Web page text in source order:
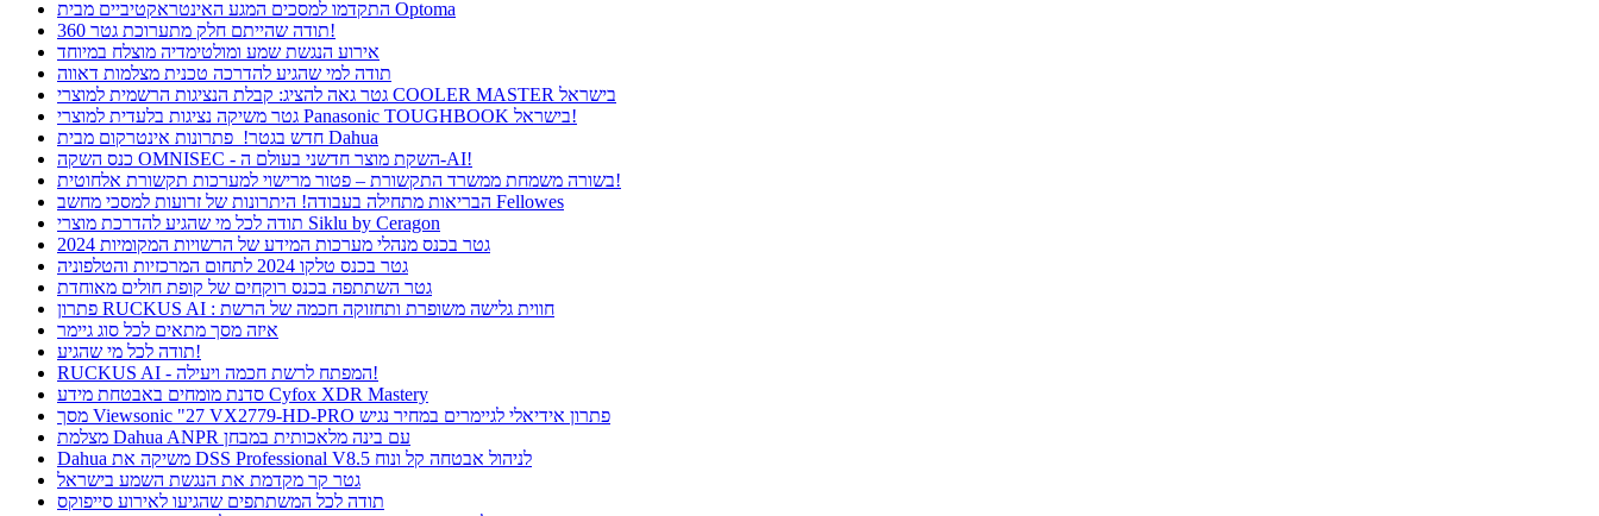
התקדמו למסכים המגע האינטראקטיביים מבית Optoma
תודה שהייתם חלק מתערוכת גטר 360!
אירוע הנגשת שמע ומולטימדיה מוצלח במיוחד
תודה למי שהגיע להדרכה טכנית מצלמות דאווה
גטר גאה להציג: קבלת הנציגות הרשמית למוצרי COOLER MASTER בישראל
גטר משיקה נציגות בלעדית למוצרי Panasonic TOUGHBOOK בישראל!
חדש בגטר! פתרונות אינטרקום מבית Dahua
כנס השקה OMNISEC - השקת מוצר חדשני בעולם ה-AI!
בשורה משמחת ממשרד התקשורת – פטור מרישוי למערכות תקשורת אלחוטית!
הבריאות מתחילה בעבודה! היתרונות של זרועות למסכי מחשב Fellowes
תודה לכל מי שהגיע להדרכת מוצרי Siklu by Ceragon
גטר בכנס מנהלי מערכות המידע של הרשויות המקומיות 2024
גטר בכנס טלקו 2024 לתחום המרכזיות והטלפוניה
גטר השתתפה בכנס רוקחים של קופת חולים מאוחדת
פתרון RUCKUS AI : חווית גלישה משופרת ותחזוקה חכמה של הרשת
איזה מסך מתאים לכל סוג גיימר
תודה לכל מי שהגיע!
RUCKUS AI - המפתח לרשת חכמה ויעילה!
סדנת מומחים באבטחת מידע Cyfox XDR Mastery
מסך Viewsonic "27 VX2779-HD-PRO פתרון אידיאלי לגיימרים במחיר נגיש
מצלמת Dahua ANPR עם בינה מלאכותית במבחן
Dahua משיקה את DSS Professional V8.5 לניהול אבטחה קל ונוח
גטר קר מקדמת את הנגשת השמע בישראל
תודה לכל המשתתפים שהגיעו לאירוע סייפוקס